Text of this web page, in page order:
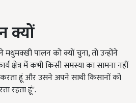
क्यों
पालन को क्यों चुना, तो उन्होंने
क्षेत्र में कभी किसी समस्या का सामना नहीं
हूं और उसने अपने साथी किसानों को
रहता हूं".